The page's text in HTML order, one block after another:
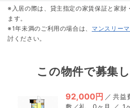
※入居の際は、貸主指定の家賃保証と家財
ます。
※1年未満のご利用の場合は、 マンスリー
討ください。
この物件で募集
92,000円 ／